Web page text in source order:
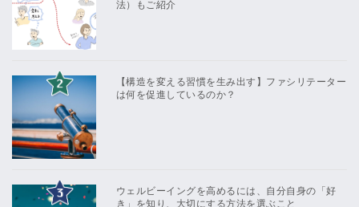
法）もご紹介
【構造を変える習慣を生み出す】ファシリテーター
は何を促進しているのか？
ウェルビーイングを高めるには、自分自身の「好
き」を知り、大切にする方法を選ぶこと